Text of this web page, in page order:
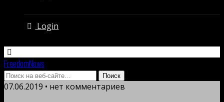
Login
FreedomNews
07.06.2019 • нет комментариев